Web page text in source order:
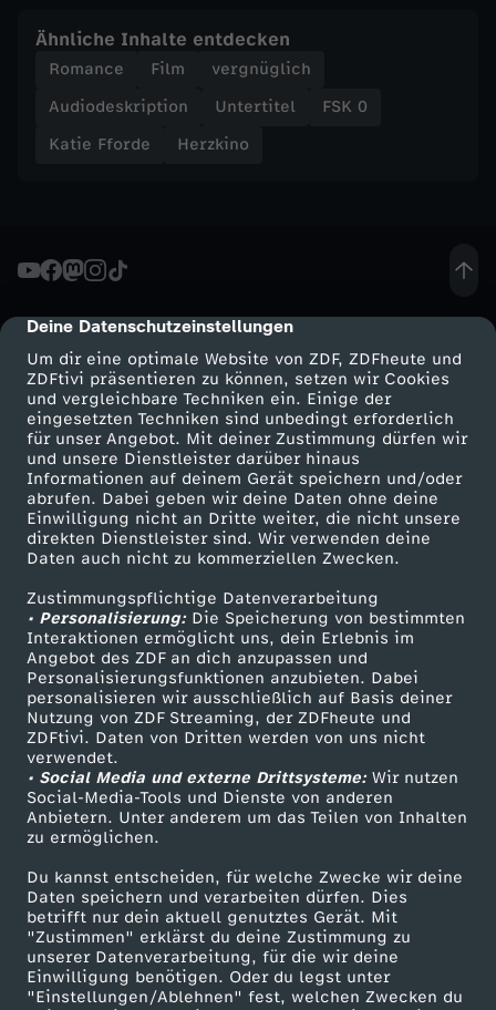
cmp-dialog-description
Deine Datenschutzeinstellungen
Um dir eine optimale Website von ZDF, ZDFheute und
ZDFtivi präsentieren zu können, setzen wir Cookies
und vergleichbare Techniken ein. Einige der
eingesetzten Techniken sind unbedingt erforderlich
für unser Angebot. Mit deiner Zustimmung dürfen wir
und unsere Dienstleister darüber hinaus
Informationen auf deinem Gerät speichern und/oder
abrufen. Dabei geben wir deine Daten ohne deine
Einwilligung nicht an Dritte weiter, die nicht unsere
direkten Dienstleister sind. Wir verwenden deine
Daten auch nicht zu kommerziellen Zwecken.
Zustimmungspflichtige Datenverarbeitung
• Personalisierung:Die Speicherung von bestimmten
Interaktionen ermöglicht uns, dein Erlebnis im
Angebot des ZDF an dich anzupassen und
Personalisierungsfunktionen anzubieten. Dabei
personalisieren wir ausschließlich auf Basis deiner
Nutzung von ZDF Streaming, der ZDFheute und
ZDFtivi. Daten von Dritten werden von uns nicht
verwendet.
• Social Media und externe Drittsysteme:Wir nutzen
Social-Media-Tools und Dienste von anderen
Anbietern. Unter anderem um das Teilen von Inhalten
zu ermöglichen.
Du kannst entscheiden, für welche Zwecke wir deine
Daten speichern und verarbeiten dürfen. Dies
betrifft nur dein aktuell genutztes Gerät. Mit
"Zustimmen" erklärst du deine Zustimmung zu
unserer Datenverarbeitung, für die wir deine
Einwilligung benötigen. Oder du legst unter
"Einstellungen/Ablehnen" fest, welchen Zwecken du
n
Ähnliche Inhalte entdecken
Romance Film
vergnüglich
Audiodeskription
Untertitel
FSK 0
Katie Fforde
Herzkino
Mehr ZDF
ZDF-Apps
Smart TV
ZDFtext
Livestreams
Sendungen A-Z
TV-Programm
Service
ZDFmitreden
Kontakt zum ZDF
Tickets
Zuschauerservice
Hilfe
ZDF Unternehmen
Karriere
ZDF goes Schule
Werbefernsehen
Mainzelmännchen